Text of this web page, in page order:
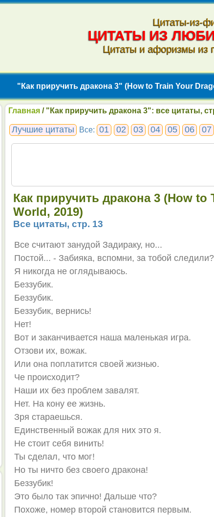
Цитаты-из-
ЦИТАТЫ ИЗ
Цитаты и афоризмы из
"Как приручить дракона 3" (How to Train Your
Главная / "Как приручить дракона 3": все цитаты,
Лучшие цитаты Все: 01 02 03 04 05 06 07
Как приручить дракона 3 (How
World, 2019)
Все цитаты, стр. 13
Все считают занудой Задираку, но...
Постой... - Забияка, вспомни, за тобой следили?
Я никогда не оглядываюсь.
Беззубик.
Беззубик.
Беззубик, вернись!
Нет!
Вот и заканчивается наша маленькая игра.
Отзови их, вожак.
Или она поплатится своей жизнью.
Че происходит?
Наши их без проблем завалят.
Нет. На кону ее жизнь.
Зря стараешься.
Единственный вожак для них это я.
Не стоит себя винить!
Ты сделал, что мог!
Но ты ничто без своего дракона!
Беззубик!
Это было так эпично! Дальше что?
Похоже, номер второй становится первым.